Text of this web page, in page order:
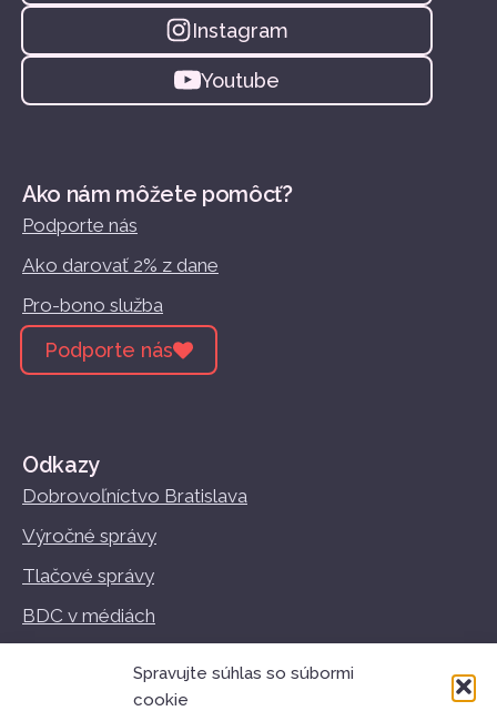
Spravujte súhlas so súbormi
cookie
Instagram
Youtube
Ako nám môžete pomôcť?
Podporte nás
Ako darovať 2% z dane
Pro-bono služba
Podporte nás
Odkazy
Dobrovoľníctvo Bratislava
Výročné správy
Tlačové správy
BDC v médiách
Podmienky používania